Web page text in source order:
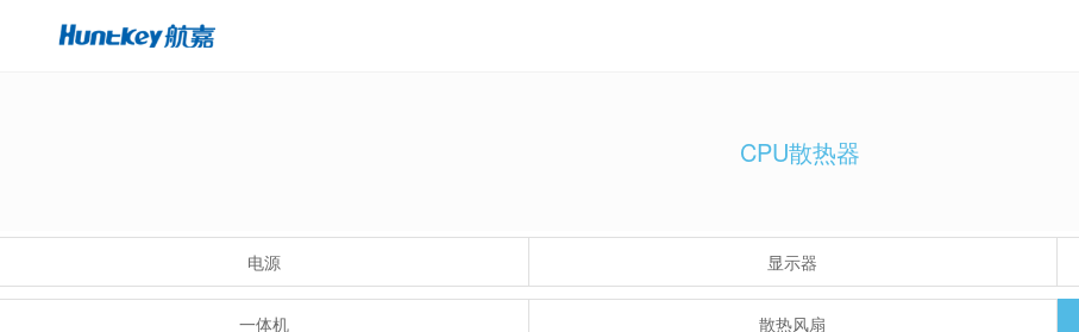
CPU散热器
电源 显示器
一体机 散热风扇